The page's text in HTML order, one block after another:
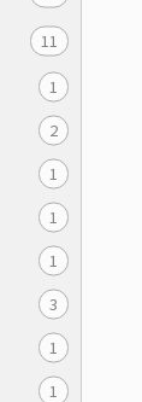
11
1
2
1
1
1
3
1
1